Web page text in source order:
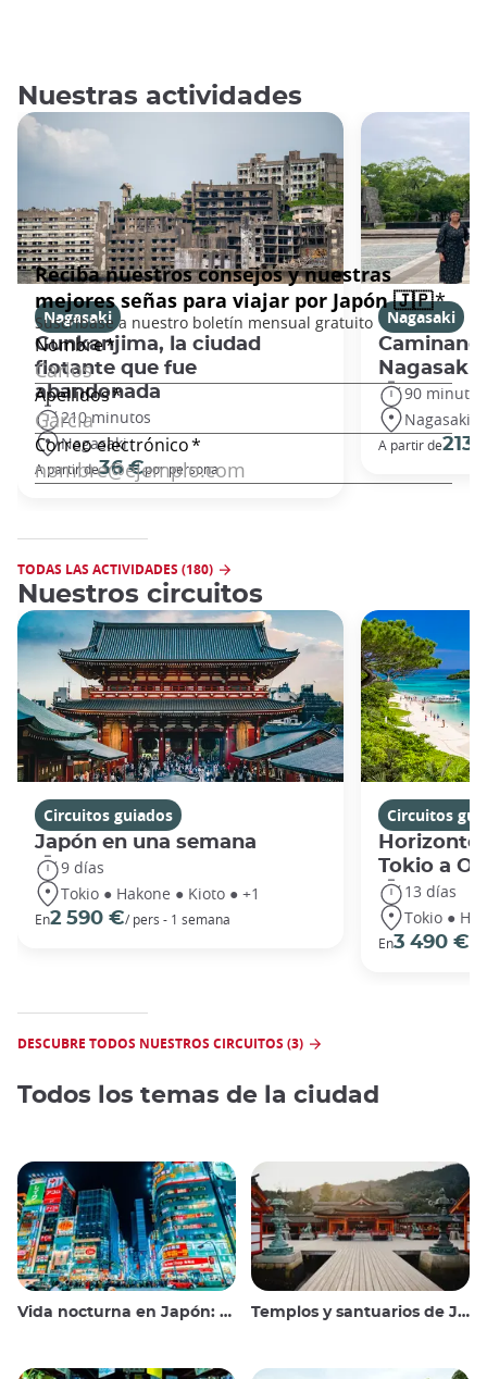
Nuestras actividades
Nagasaki
Gunkanjima, la ciudad
flotante que fue
abandonada
210 minutos
Nagasaki
A partir de36 €por persona
Nagasaki
Nagasaki
90 minutos
Nagasaki
A partir de213
TODAS LAS ACTIVIDADES (180)
Nuestros circuitos
Circuitos guiados
Japón en una semana
9 días
Tokio ● Hakone ● Kioto ● +1
En2 590 €/ pers - 1 semana
Circuitos
Tokio a
13 días
Tokio ●
En3 490 €
DESCUBRE TODOS NUESTROS CIRCUITOS (3)
Todos los temas de la ciudad
Vida nocturna en Japón: salir, ver y beber Templos y santuarios de Japón